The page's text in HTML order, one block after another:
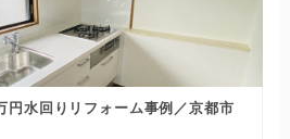
円水回りリフォーム事例／京都市